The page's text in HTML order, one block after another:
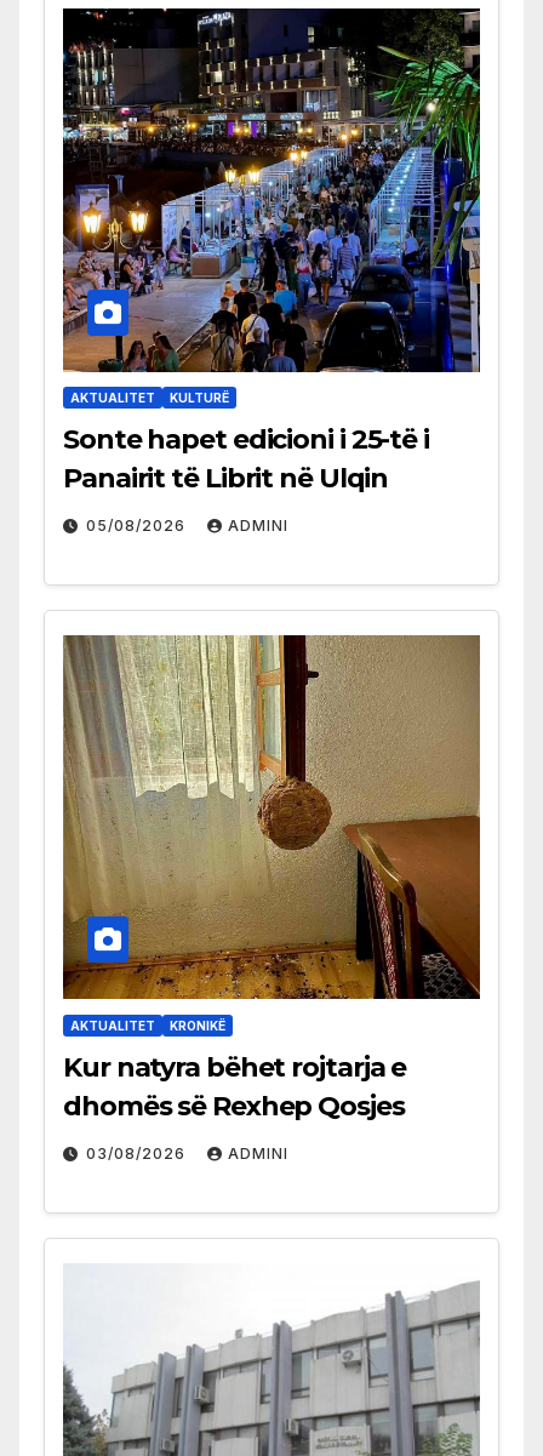
AKTUALITET KULTURË
Sonte hapet edicioni i 25-të i
Panairit të Librit në Ulqin
05/08/2026 ADMINI
AKTUALITET KRONIKË
Kur natyra bëhet rojtarja e
dhomës së Rexhep Qosjes
03/08/2026 ADMINI